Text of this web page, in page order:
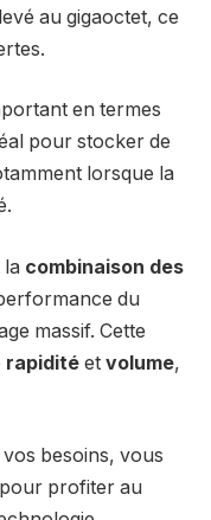
au gigaoctet, ce
en termes
pour stocker de
lorsque la
combinaison des
du
massif. Cette
rapidité et volume,
besoins, vous
profiter au